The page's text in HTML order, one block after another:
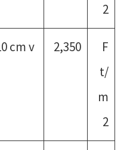
2
cm v
2,350
F
t/
m
2